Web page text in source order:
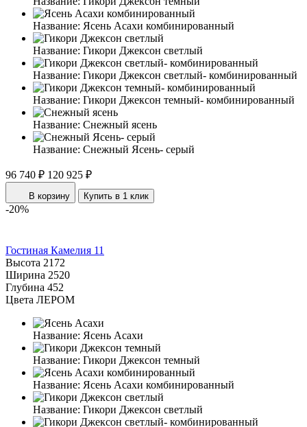
Название: Ясень Асахи комбинированный
Название: Гикори Джексон светлый
Название: Гикори Джексон светлый- комбинированный
Название: Гикори Джексон темный- комбинированный
Название: Снежный ясень
Название: Снежный Ясень- серый
96 740 ₽ 120 925 ₽
В корзину Купить в 1 клик
-20%
Гостиная Камелия 11
Высота 2172
Ширина 2520
Глубина 452
Цвета ЛЕРОМ
Название: Ясень Асахи
Название: Гикори Джексон темный
Название: Ясень Асахи комбинированный
Название: Гикори Джексон светлый